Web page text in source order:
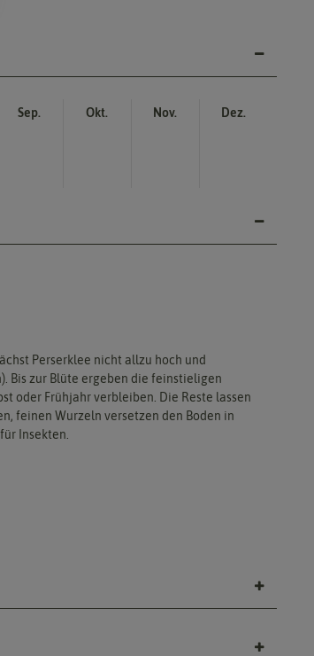
Sep. Okt. Nov. Dez.
Perserklee nicht allzu hoch und
Bis zur Blüte ergeben die feinstieligen
oder Frühjahr verbleiben. Die Reste lassen
feinen Wurzeln versetzen den Boden in
Insekten.